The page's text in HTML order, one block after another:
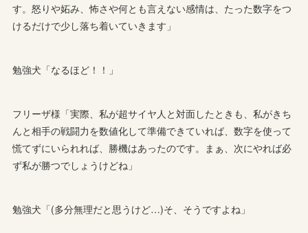
す。怒りや妬み、怖さや何とも言えない感情は、たった数字をつ
けるだけで少し落ち着いていきます」
勉強犬「なるほど！！」
フリーザ様「実際、私が超サイヤ人と対面したときも、私がきち
んと相手の戦闘力を数値化して準備できていれば、数字を使って
慌てずにいられれば、勝機はあったのです。まぁ、次にやれば必
ず私が勝つでしょうけどね」
勉強犬「(多分無理だと思うけど…)そ、そうですよね」